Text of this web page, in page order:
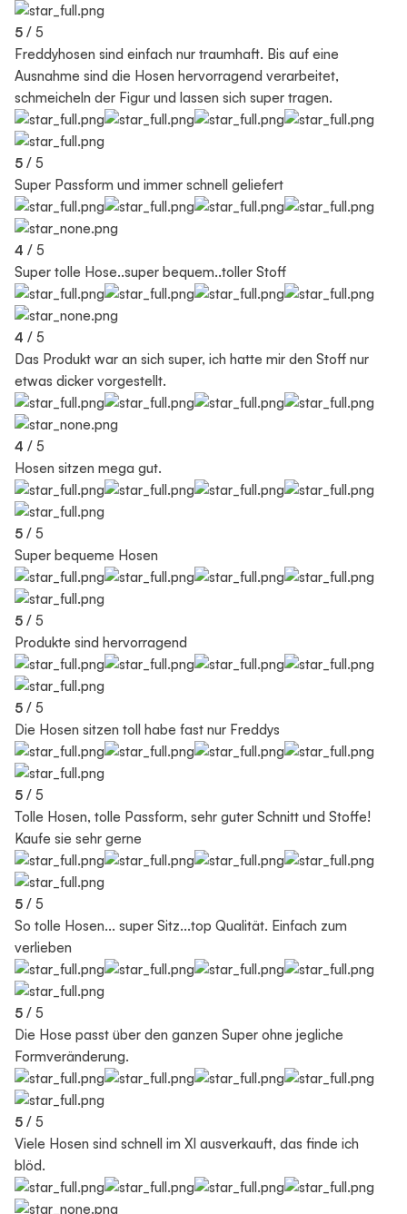
5 / 5
Freddyhosen sind einfach nur traumhaft. Bis auf eine
Ausnahme sind die Hosen hervorragend verarbeitet,
schmeicheln der Figur und lassen sich super tragen.
5 / 5
Super Passform und immer schnell geliefert
4 / 5
Super tolle Hose..super bequem..toller Stoff
4 / 5
Das Produkt war an sich super, ich hatte mir den Stoff nur
etwas dicker vorgestellt.
4 / 5
Hosen sitzen mega gut.
5 / 5
Super bequeme Hosen
5 / 5
Produkte sind hervorragend
5 / 5
Die Hosen sitzen toll habe fast nur Freddys
5 / 5
Tolle Hosen, tolle Passform, sehr guter Schnitt und Stoffe!
Kaufe sie sehr gerne
5 / 5
So tolle Hosen... super Sitz...top Qualität. Einfach zum
verlieben
5 / 5
Die Hose passt über den ganzen Super ohne jegliche
Formveränderung.
5 / 5
Viele Hosen sind schnell im Xl ausverkauft, das finde ich
blöd.